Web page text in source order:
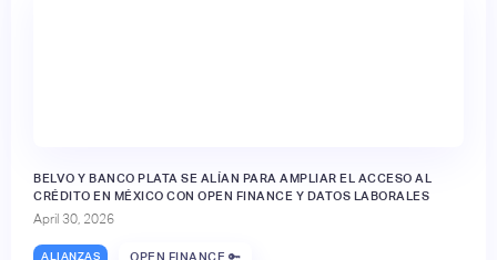
BELVO Y BANCO PLATA SE ALÍAN PARA AMPLIAR EL ACCESO AL
CRÉDITO EN MÉXICO CON OPEN FINANCE Y DATOS LABORALES
April 30, 2026
ALIANZAS OPEN FINANCE 🔑